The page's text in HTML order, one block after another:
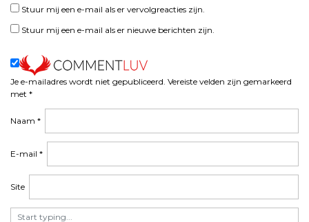
Je e-mailadres wordt niet gepubliceerd. Vereiste velden zijn gemarkeerd
met *
Naam *
E-mail *
Site
Stuur mij een e-mail als er vervolgreacties zijn.
Stuur mij een e-mail als er nieuwe berichten zijn.